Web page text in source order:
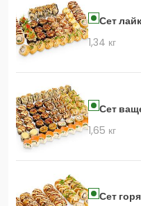
Сет лайк
1,34 кг
Сет
1,65 кг
Сет